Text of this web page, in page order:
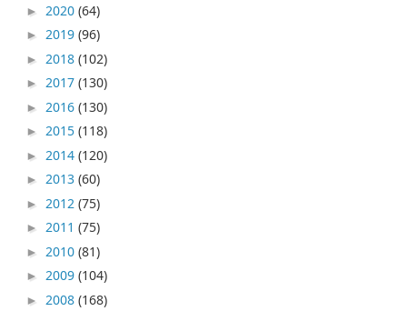
► 2020(64)
►2019(96)
► 2018(102)
►2017(130)
► 2016(130)
►2015(118)
► 2014(120)
►2013(60)
► 2012(75)
►2011(75)
► 2010(81)
►2009(104)
► 2008(168)